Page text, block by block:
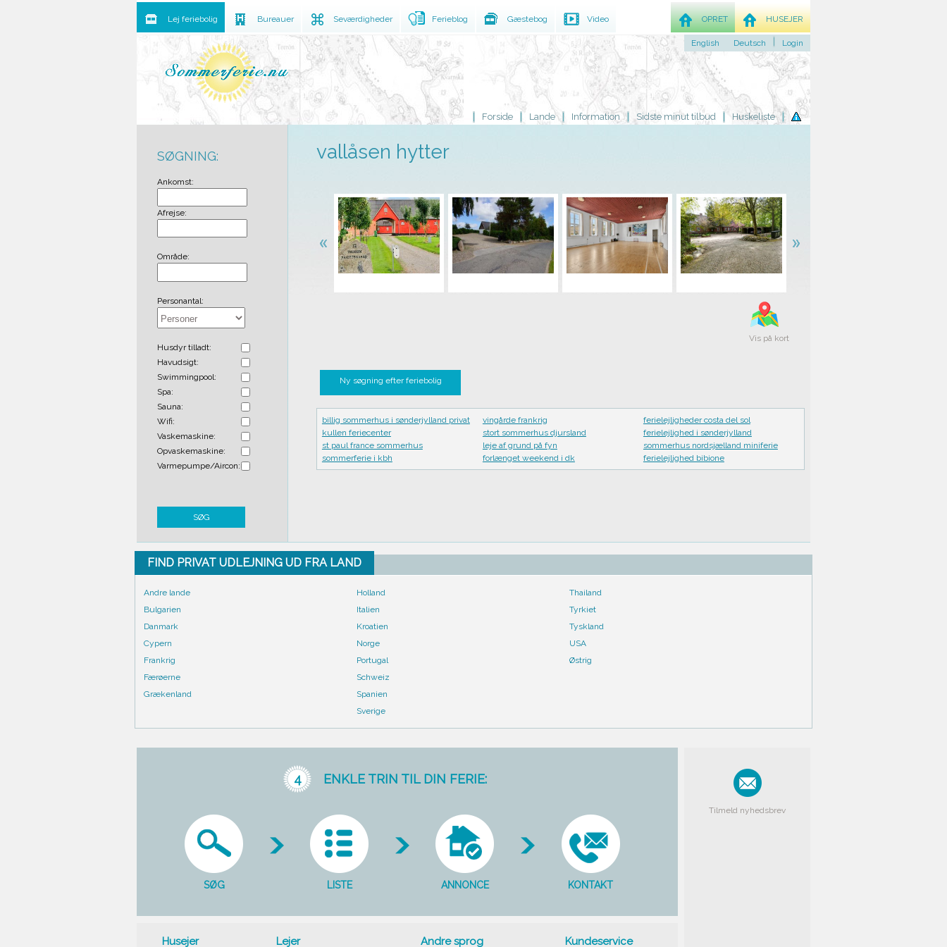
Forside Lande Information Sidste minut tilbud Huskeliste
vallåsen hytter
Vis på kort
Ny søgning efter feriebolig
billig sommerhus i sønderjylland privat
kullen feriecenter
st paul france sommerhus
sommerferie i kbh
vingårde frankrig
stort sommerhus djursland
leje af grund på fyn
forlænget weekend i dk
ferielejligheder costa del sol
ferielejlighed i sønderjylland
sommerhus nordsjælland miniferie
ferielejlighed bibione
SØGNING:
Ankomst:
Afrejse:
Område:
Personantal:
Husdyr tilladt:
Havudsigt:
Swimmingpool:
Spa:
Sauna:
Wifi:
Vaskemaskine:
Opvaskemaskine:
Varmepumpe/Aircon:
SØG
FIND PRIVAT UDLEJNING UD FRA LAND
Andre lande
Bulgarien
Danmark
Cypern
Frankrig
Færøerne
Grækenland
Holland
Italien
Kroatien
Norge
Portugal
Schweiz
Spanien
Sverige
Thailand
Tyrkiet
Tyskland
USA
Østrig
4 ENKLE TRIN TIL DIN FERIE:
SØG LISTE ANNONCE KONTAKT
Husejer Lejer Andre sprog Kundeservice
Tilmeld nyhedsbrev
Lej feriebolig Bureauer Seværdigheder Ferieblog Gæstebog Video HUSEJER
OPRET
English Deutsch Login